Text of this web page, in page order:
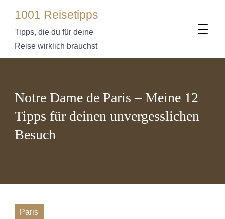
1001 Reisetipps
Tipps, die du für deine
Reise wirklich brauchst
Notre Dame de Paris – Meine 12
Tipps für deinen unvergesslichen
Besuch
Paris